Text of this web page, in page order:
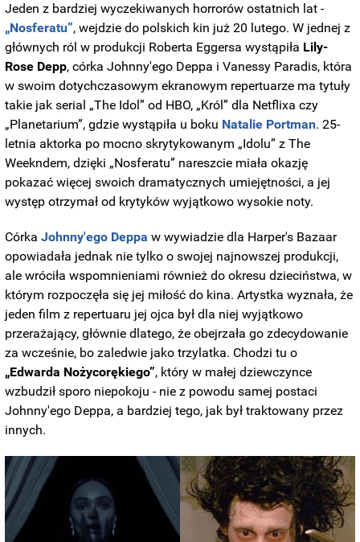
Jeden z bardziej wyczekiwanych horrorów ostatnich lat -
„Nosferatu”, wejdzie do polskich kin już 20 lutego. W jednej z
głównych ról w produkcji Roberta Eggersa wystąpiła Lily-
Rose Depp, córka Johnny'ego Deppa i Vanessy Paradis, która
w swoim dotychczasowym ekranowym repertuarze ma tytuły
takie jak serial „The Idol” od HBO, „Król” dla Netflixa czy
„Planetarium”, gdzie wystąpiła u boku Natalie Portman. 25-
letnia aktorka po mocno skrytykowanym „Idolu” z The
Weekndem, dzięki „Nosferatu” nareszcie miała okazję
pokazać więcej swoich dramatycznych umiejętności, a jej
występ otrzymał od krytyków wyjątkowo wysokie noty.
CórkaJohnny'ego Deppa w wywiadzie dla Harper's Bazaar
opowiadała jednak nie tylko o swojej najnowszej produkcji,
ale wróciła wspomnieniami również do okresu dzieciństwa, w
którym rozpoczęła się jej miłość do kina. Artystka wyznała, że
jeden film z repertuaru jej ojca był dla niej wyjątkowo
przerażający, głównie dlatego, że obejrzała go zdecydowanie
za wcześnie, bo zaledwie jako trzylatka. Chodzi tu o
„Edwarda Nożycorękiego”, który w małej dziewczynce
wzbudził sporo niepokoju - nie z powodu samej postaci
Johnny'ego Deppa, a bardziej tego, jak był traktowany przez
innych.